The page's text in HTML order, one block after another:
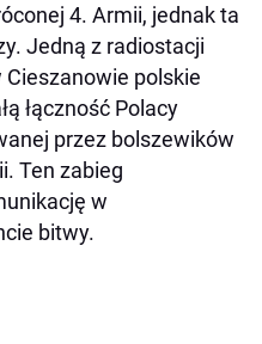
4. Armii, jednak ta
Jedną z radiostacji
Cieszanowie polskie
łączność Polacy
przez bolszewików
Ten zabieg
w
bitwy.